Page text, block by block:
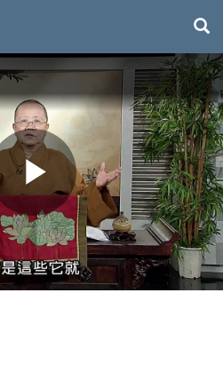
Play
Video